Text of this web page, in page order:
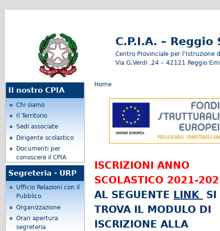
C.P.I.A. – Reggio
Centro Provinciale per l’Istruzione
Via G.Verdi ,24 – 42121 Reggio
Tu sei qui
Home
ISCRIZIONI ANNO
SCOLASTICO 2021-
AL SEGUENTE LINK
SI
TROVA IL MODULO DI
ISCRIZIONE ALLA
Il nostro CPIA
Chi siamo
Il Territorio
Sedi associate
Dirigente scolastico
Documenti per
conoscere il CPIA
Segreteria - URP
Ufficio Relazioni con il
Pubblico
Organizzazione
Orari apertura
segreteria